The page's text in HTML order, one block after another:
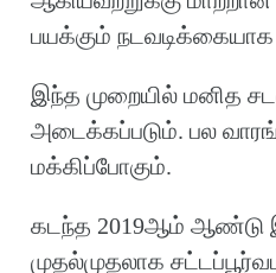
பயக்கும் நடவடிக்கையாக
இந்த முறையில் மனித
அடைக்கப்படும். பல
மக்கிப்போகும்.
கடந்த 2019ஆம் ஆண்டு
முதல்முதலாக